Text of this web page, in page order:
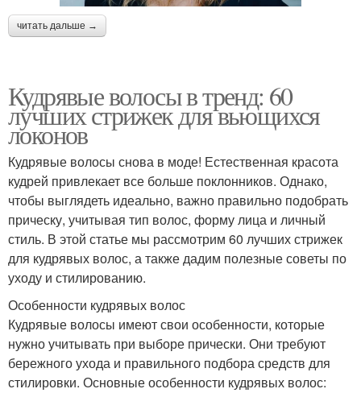
читать дальше →
Кудрявые волосы в тренд: 60
лучших стрижек для вьющихся
локонов
Кудрявые волосы снова в моде! Естественная красота
кудрей привлекает все больше поклонников. Однако,
чтобы выглядеть идеально, важно правильно подобрать
прическу, учитывая тип волос, форму лица и личный
стиль. В этой статье мы рассмотрим 60 лучших стрижек
для кудрявых волос, а также дадим полезные советы по
уходу и стилированию.
Особенности кудрявых волос
Кудрявые волосы имеют свои особенности, которые
нужно учитывать при выборе прически. Они требуют
бережного ухода и правильного подбора средств для
стилировки. Основные особенности кудрявых волос: